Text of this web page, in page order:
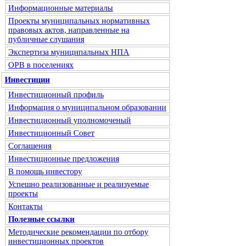
Информационные материалы
Проекты муниципальных нормативных
правовых актов, направленные на
публичные слушания
Экспертиза муниципальных НПА
ОРВ в поселениях
Инвестиции
Инвестиционный профиль
Информация о муниципальном образовании
Инвестиционный уполномоченый
Инвестиционный Совет
Соглашения
Инвестиционные предложения
В помощь инвестору
Успешно реализованные и реализуемые
проекты
Контакты
Полезные ссылки
Методические рекомендации по отбору
инвестиционных проектов